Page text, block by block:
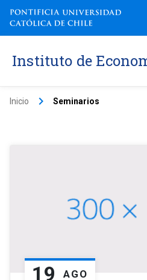
Instituto de
Inicio keyboard_arrow_right Seminarios
19 AGO